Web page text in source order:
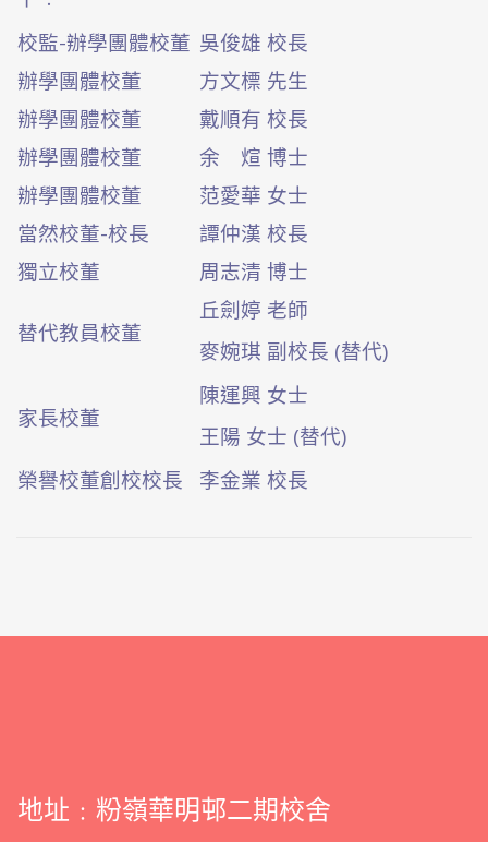
校監-辦學團體校董 吳俊雄 校長
辦學團體校董
方文標 先生
辦學團體校董
戴順有 校長
辦學團體校董
余 煊 博士
辦學團體校董
范愛華 女士
當然校董-校長
譚仲漢 校長
獨立校董
周志清 博士
替代教員校董
丘劍婷 老師
麥婉琪 副校長 (替代)
家長校董
陳運興 女士
王陽 女士 (替代)
榮譽校董創校校長
李金業 校長
地址﹕粉嶺華明邨二期校舍